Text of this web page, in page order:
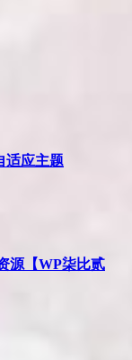
适应主题
源【WP柒比贰